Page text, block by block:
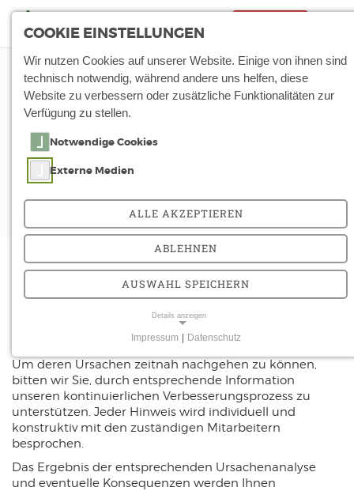
Patienten & Angehörige Ihre Meinung
Ihre Meinung ist uns
wichtig.
Die Zufriedenheit unserer Patienten und
Besucher steht an oberster Stelle.
Wir sind immer darum bemüht, dass sich unsere
Patienten gut aufgehoben fühlen. Bei jährlich knapp
50.000 stationären und ambulanten Patienten lassen
sich gelegentliche Unzufriedenheiten leider nicht
Um deren Ursachen zeitnah nachgehen zu können,
bitten wir Sie, durch entsprechende Information
unseren kontinuierlichen Verbesserungsprozess zu
unterstützen. Jeder Hinweis wird individuell und
konstruktiv mit den zuständigen Mitarbeitern
besprochen.
Das Ergebnis der entsprechenden Ursachenanalyse
und eventuelle Konsequenzen werden Ihnen
COOKIE EINSTELLUNGEN
Wir nutzen Cookies auf unserer Website. Einige von ihnen sind
technisch notwendig, während andere uns helfen, diese
Website zu verbessern oder zusätzliche Funktionalitäten zur
Verfügung zu stellen.
Notwendige Cookies
Externe Medien
ALLE AKZEPTIEREN
ABLEHNEN
AUSWAHL SPEICHERN
Details anzeigen
Notwendige Cookies ermöglichen
grundlegende Funktionen und sind für die
einwandfreie Funktion der Website
erforderlich.
Einverständnis-Cookie
Impressum Datenschutz